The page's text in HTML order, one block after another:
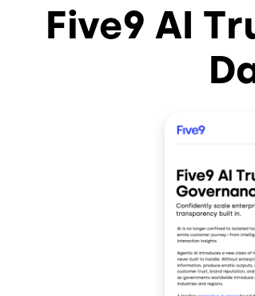
Five9 AI